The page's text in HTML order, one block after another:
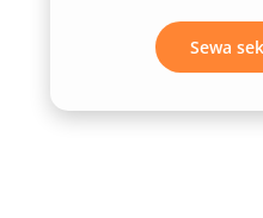
3. Efisiensi
Rombongan
Dibandingkan
Sewa